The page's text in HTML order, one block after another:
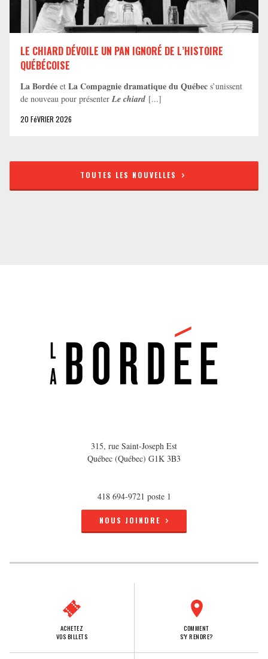
LE CHIARD DÉVOILE UN PAN IGNORÉ DE L’HISTOIRE
QUÉBÉCOISE
La Bordée et La Compagnie dramatique du Québec s’unissent
de nouveau pour présenter Le chiard [...]
20 FéVRIER 2026
TOUTES LES NOUVELLES
315, rue Saint-Joseph Est
Québec (Québec) G1K 3B3
418 694-9721 poste 1
NOUS JOINDRE
ACHETEZ
VOS BILLETS
COMMENT
S'Y RENDRE?